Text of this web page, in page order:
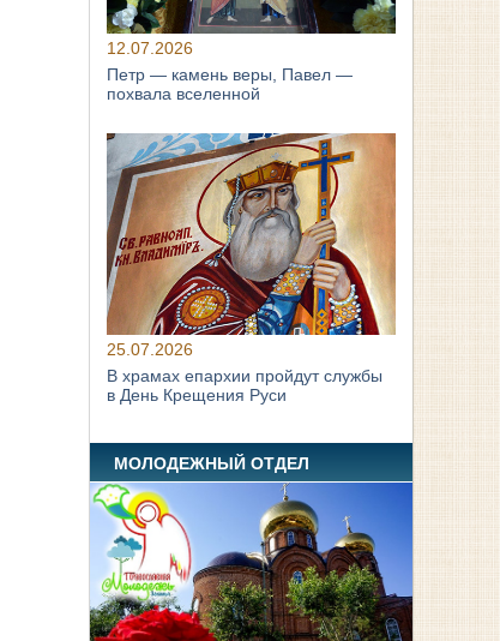
12.07.2026
Петр — камень веры, Павел —
похвала вселенной
25.07.2026
В храмах епархии пройдут службы
в День Крещения Руси
МОЛОДЕЖНЫЙ ОТДЕЛ